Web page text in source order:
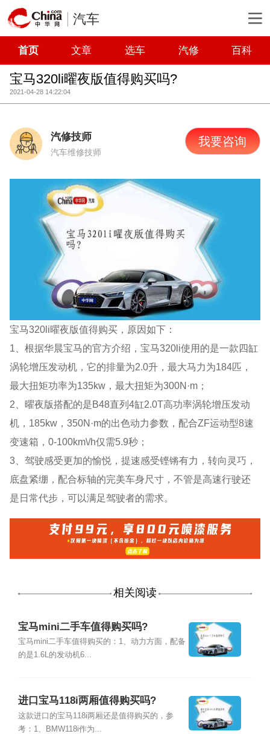
汽车
首页 文章 选车 汽修 百科
宝马320li曜夜版值得购买吗?
2021-04-28 14:22:04
汽修技师
汽车维修技师
我要咨询
宝马320li曜夜版值得购买，原因如下：
1、根据华晨宝马的官方介绍，宝马320li使用的是一款四缸
涡轮增压发动机，它的排量为2.0升，最大马力为184匹，
最大扭矩功率为135kw，最大扭矩为300N·m；
2、曜夜版搭配的是B48直列4缸2.0T高功率涡轮增压发动
机，185kw，350N·m的出色动力参数，配合ZF运动型8速
变速箱，0-100km\/h仅需5.9秒；
3、驾驶感受更加的愉悦，提速感受铿锵有力，转向灵巧，
底盘紧绷，配合标轴的完美车身尺寸，不管是高速行驶还
是日常代步，可以满足驾驶者的需求。
相关阅读
宝马mini二手车值得购买吗?
宝马mini二手车值得购买的：1、动力方面，配备
的是1.6L的发动机6...
进口宝马118i两厢值得购买吗?
这款进口的宝马118i两厢还是值得购买的，参
考：1、BMW118i作为...